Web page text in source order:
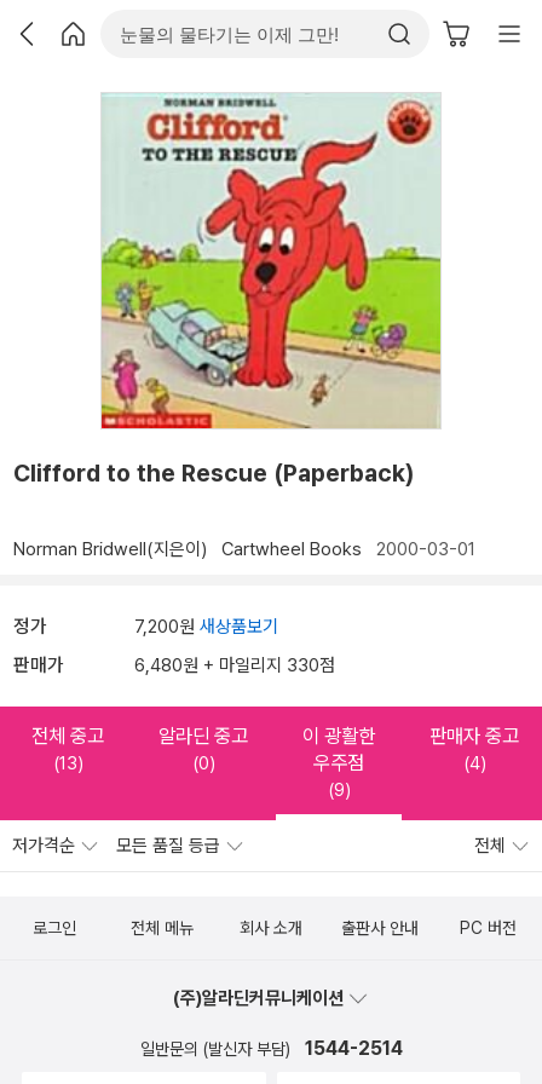
Clifford to the Rescue (Paperback)
Norman Bridwell(지은이) Cartwheel Books 2000-03-01
정가 7,200원 새상품보기
판매가 6,480원 + 마일리지 330점
전체 중고
(13)
알라딘 중고
(0)
이 광활한
우주점
(9)
판매자 중고
(4)
저가격순 모든 품질 등급 전체
로그인 전체 메뉴 회사 소개 출판사 안내 PC 버전
(주)알라딘커뮤니케이션
일반문의 (발신자 부담) 1544-2514